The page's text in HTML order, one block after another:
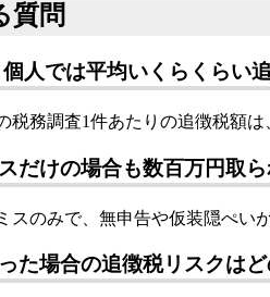
質問
人では平均いくらくらい
税務調査1件あたりの追徴税額
だけの場合も数百万円取ら
スのみで、無申告や仮装隠ぺい
た場合の追徴税リスクは